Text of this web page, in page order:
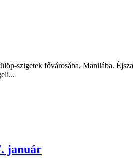
szigetek fővárosába, Manilába.
január